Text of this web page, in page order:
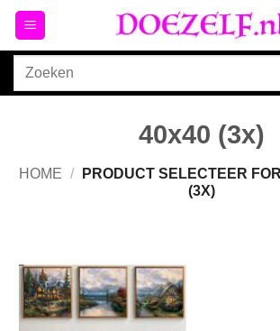
Ga
naar
inhoud
Zoeken
40x40 (3x)
HOME / PRODUCT SELECTEER
(3X)